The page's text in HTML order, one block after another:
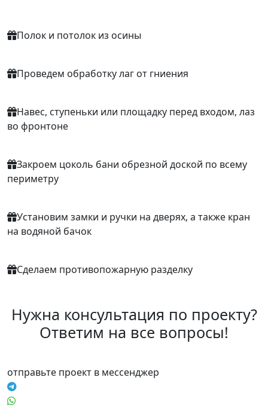
Полок и потолок из осины
Проведем обработку лаг от гниения
Навес, ступеньки или площадку перед входом, лаз
во фронтоне
Закроем цоколь бани обрезной доской по всему
периметру
Установим замки и ручки на дверях, а также кран
на водяной бачок
Сделаем противопожарную разделку
Нужна консультация по проекту?
Ответим на все вопросы!
отправьте проект в мессенджер